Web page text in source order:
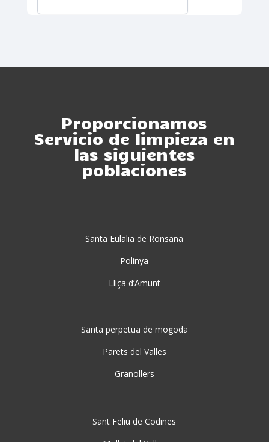
Proporcionamos
Servicio de limpieza en
las siguientes
poblaciones
Santa Eulalia de Ronsana
Polinya
Lliça d’Amunt
Santa perpetua de mogoda
Parets del Valles
Granollers
Sant Feliu de Codines